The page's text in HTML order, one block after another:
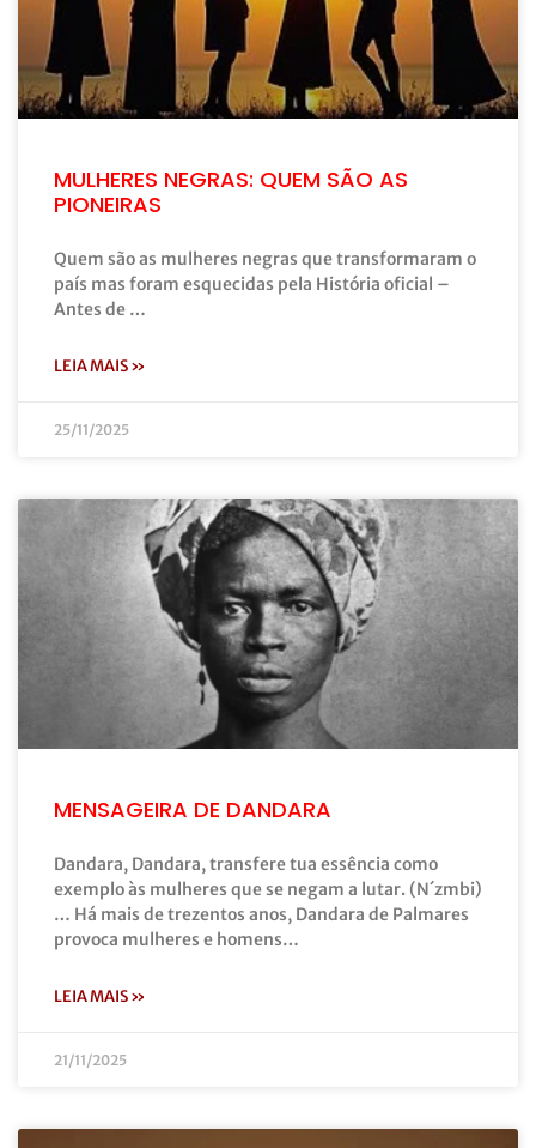
MULHERES NEGRAS: QUEM SÃO AS
PIONEIRAS
Quem são as mulheres negras que transformaram o
país mas foram esquecidas pela História oficial –
Antes de …
LEIA MAIS »
25/11/2025
MENSAGEIRA DE DANDARA
Dandara, Dandara, transfere tua essência como
exemplo às mulheres que se negam a lutar. (N´zmbi)
… Há mais de trezentos anos, Dandara de Palmares
provoca mulheres e homens…
LEIA MAIS »
21/11/2025